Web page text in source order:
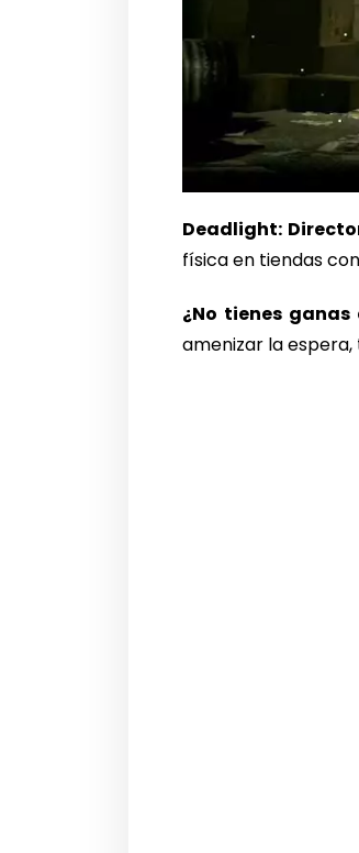
Deadlight:
física en tiendas
¿No tienes
amenizar la